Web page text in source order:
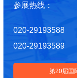
参展热线：
020-29193588
020-29193589
第20届国